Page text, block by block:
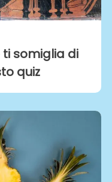
somiglia di
quiz